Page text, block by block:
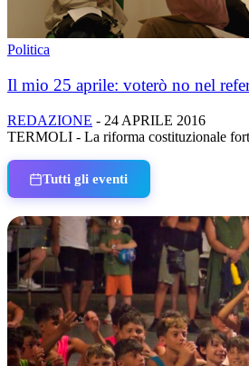
Politica
Il mio 25 aprile: voterò no nel
REDAZIONE - 24 APRILE 2016
TERMOLI - La riforma costituzionale
Tutti gli eventi